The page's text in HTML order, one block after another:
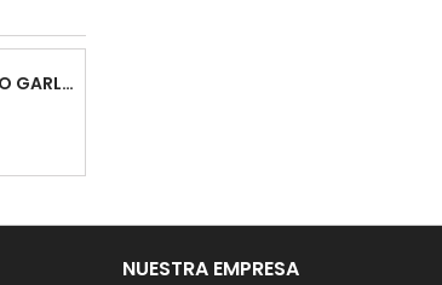
EVAPORATIVO GARLAND COOL 1530
NUESTRA EMPRESA